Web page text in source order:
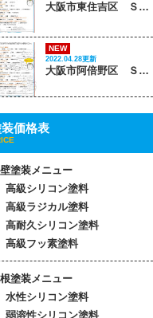
大阪市東住吉区 Ｓ様邸
NEW
2022.04.28更新
大阪市阿倍野区 Ｓ様邸
価格表
塗装メニュー
高級シリコン塗料
高級ラジカル塗料
高耐久シリコン塗料
高級フッ素塗料
塗装メニュー
水性シリコン塗料
弱溶性シリコン塗料